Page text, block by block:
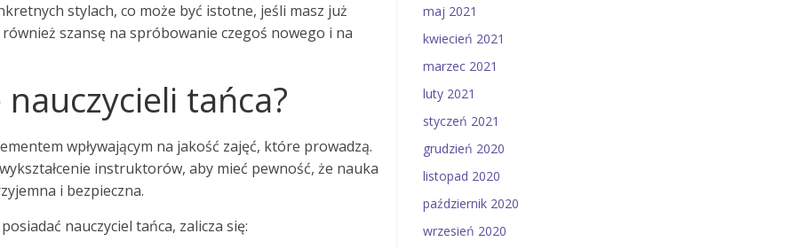
stylach, co może być istotne, jeśli masz już
szansę na spróbowanie czegoś nowego i na
tańca?
wpływającym na jakość zajęć, które prowadzą.
instruktorów, aby mieć pewność, że nauka
i bezpieczna.
nauczyciel tańca, zalicza się:
maj 2021
kwiecień 2021
marzec 2021
luty 2021
styczeń 2021
grudzień 2020
listopad 2020
październik 2020
wrzesień 2020